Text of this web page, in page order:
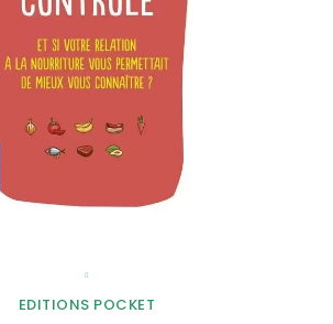
EDITIONS POCKET